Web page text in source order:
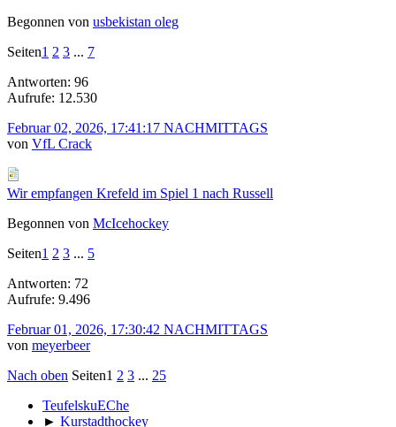
Begonnen von usbekistan oleg
Seiten1 2 3 ... 7
Antworten: 96
Aufrufe: 12.530
Februar 02, 2026, 17:41:17 NACHMITTAGS
von VfL Crack
Wir empfangen Krefeld im Spiel 1 nach Russell
Begonnen von McIcehockey
Seiten1 2 3 ... 5
Antworten: 72
Aufrufe: 9.496
Februar 01, 2026, 17:30:42 NACHMITTAGS
von meyerbeer
Nach oben Seiten1 2 3 ... 25
TeufelskuEChe
► Kurstadthockey